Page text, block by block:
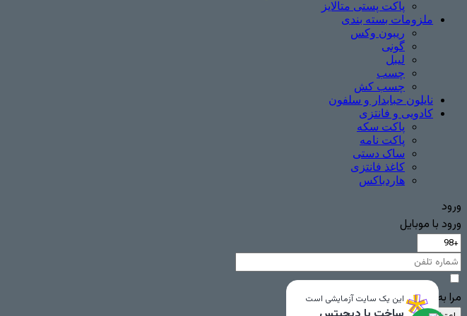
پاکت پستی متالایز
ملزومات بسته بندی
ریبون وکس
گونی
لیبل
چسب
چسب ‌کش
نایلون حبابدار و سلفون
کادویی و فانتزی
پاکت سکه
پاکت نامه
ساک دستی
کاغذ فانتزی
هاردباکس
ورود
ورود با موبایل
مرا به خاطر بسپاراین یک سایت آزمایشی است